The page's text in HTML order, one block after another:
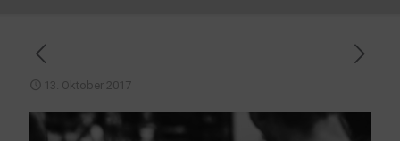
13. Oktober 2017